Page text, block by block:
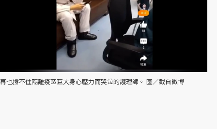
再也撐不住隔離疫區巨大身心壓力而哭泣的護理師。 圖／截自微博